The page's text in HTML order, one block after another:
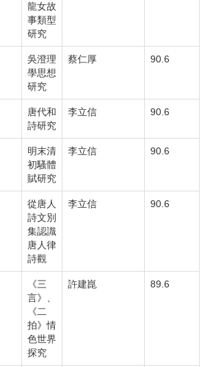
龍女故
事類型
研究
吳澄理
學思想
研究
蔡仁厚 90.6
唐代和
詩研究
李立信 90.6
明末清
初騷體
賦研究
李立信 90.6
從唐人
詩文別
集認識
唐人律
詩觀
李立信 90.6
《三
言》、
《二
拍》情
色世界
探究
許建崑 89.6